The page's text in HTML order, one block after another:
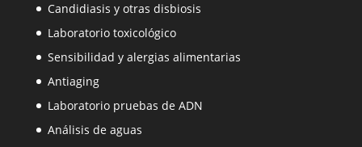
Candidiasis y otras disbiosis
Laboratorio toxicológico
Sensibilidad y alergias alimentarias
Antiaging
Laboratorio pruebas de ADN
Análisis de aguas